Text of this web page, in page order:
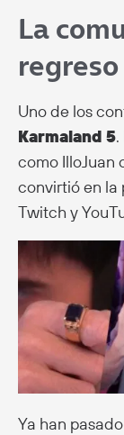
La
Uno de los
Karmaland 5
como IlloJuan
convirtió en la
Twitch y
Ya han